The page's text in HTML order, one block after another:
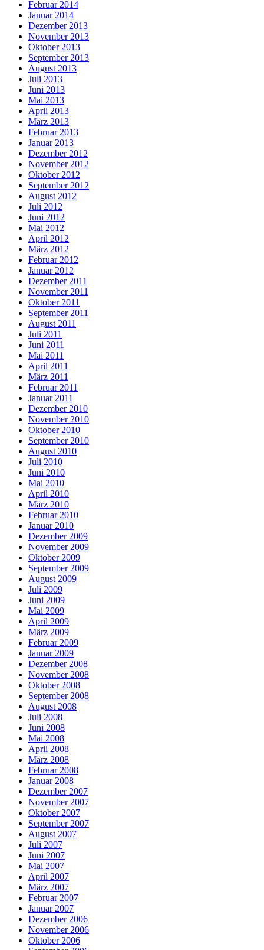
Februar 2014
Januar 2014
Dezember 2013
November 2013
Oktober 2013
September 2013
August 2013
Juli 2013
Juni 2013
Mai 2013
April 2013
März 2013
Februar 2013
Januar 2013
Dezember 2012
November 2012
Oktober 2012
September 2012
August 2012
Juli 2012
Juni 2012
Mai 2012
April 2012
März 2012
Februar 2012
Januar 2012
Dezember 2011
November 2011
Oktober 2011
September 2011
August 2011
Juli 2011
Juni 2011
Mai 2011
April 2011
März 2011
Februar 2011
Januar 2011
Dezember 2010
November 2010
Oktober 2010
September 2010
August 2010
Juli 2010
Juni 2010
Mai 2010
April 2010
März 2010
Februar 2010
Januar 2010
Dezember 2009
November 2009
Oktober 2009
September 2009
August 2009
Juli 2009
Juni 2009
Mai 2009
April 2009
März 2009
Februar 2009
Januar 2009
Dezember 2008
November 2008
Oktober 2008
September 2008
August 2008
Juli 2008
Juni 2008
Mai 2008
April 2008
März 2008
Februar 2008
Januar 2008
Dezember 2007
November 2007
Oktober 2007
September 2007
August 2007
Juli 2007
Juni 2007
Mai 2007
April 2007
März 2007
Februar 2007
Januar 2007
Dezember 2006
November 2006
Oktober 2006